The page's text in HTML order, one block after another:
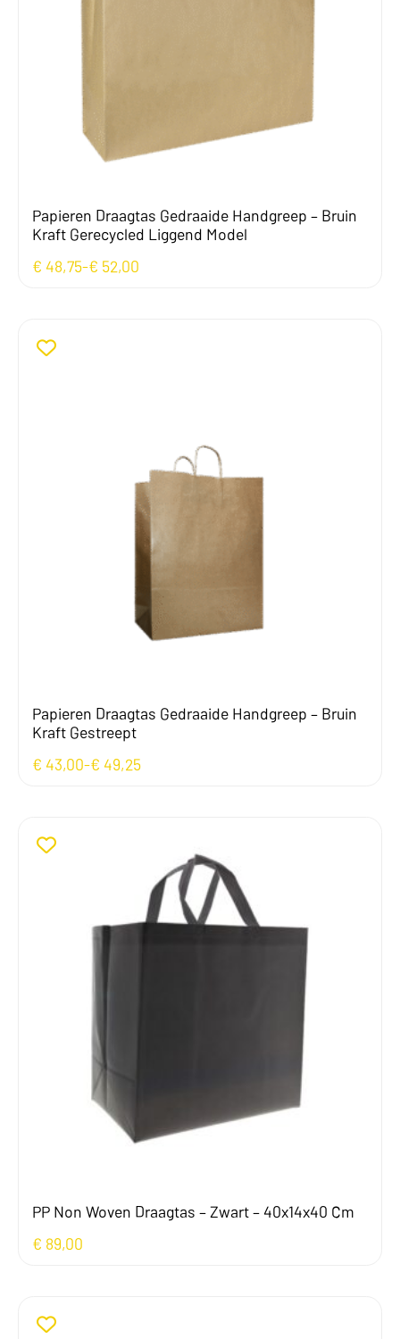
Papieren Draagtas Gedraaide Handgreep – Bruin
Kraft Gerecycled Liggend Model
€ 48,75-€ 52,00
Prijsklasse:
Papieren Draagtas Gedraaide Handgreep – Bruin
Kraft Gestreept
€ 43,00-€ 49,25
Prijsklasse:
PP Non Woven Draagtas – Zwart – 40x14x40 Cm
€ 89,00